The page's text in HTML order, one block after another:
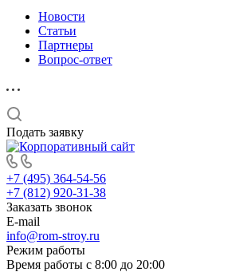
Новости
Статьи
Партнеры
Вопрос-ответ
Подать заявку
+7 (495) 364-54-56
+7 (812) 920-31-38
Заказать звонок
E-mail
info@rom-stroy.ru
Режим работы
Время работы с 8:00 до 20:00